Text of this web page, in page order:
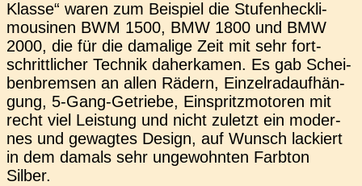
Klasse“ waren zum Bei­spiel die Stu­fen­heck­li­
mou­si­nen BWM 1500, BMW 1800 und BMW
2000, die für die dama­li­ge Zeit mit sehr fort­
schritt­li­cher Tech­nik daher­ka­men. Es gab Schei­
ben­brem­sen an allen Rädern, Ein­zel­rad­auf­hän­
gung, 5‑Gang-Getrie­­be, Ein­spritz­mo­to­ren mit
recht viel Leis­tung und nicht zuletzt ein moder­
nes und gewag­tes Design, auf Wunsch lackiert
in dem damals sehr unge­wohn­ten Farb­ton
Silber.